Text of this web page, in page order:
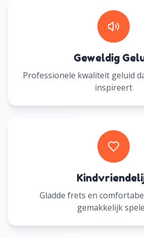
Geweldig
Professionele kwaliteit geluid
inspireert
Gladde frets en
gemakkelijk